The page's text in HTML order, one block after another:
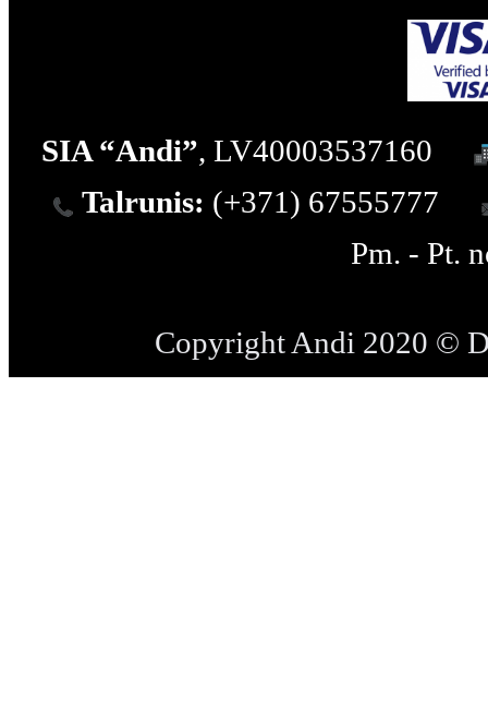
SIA “Andi”, LV40003537160
Talrunis: (+371) 67555777
Pm. - Pt.
Copyright Andi 2020 ©